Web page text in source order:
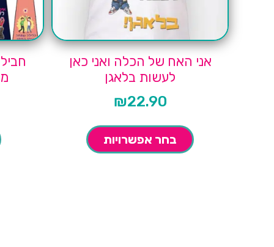
אני האח של הכלה ואני כאן
לעשות בלאגן
₪22.90
בחר אפשרויות